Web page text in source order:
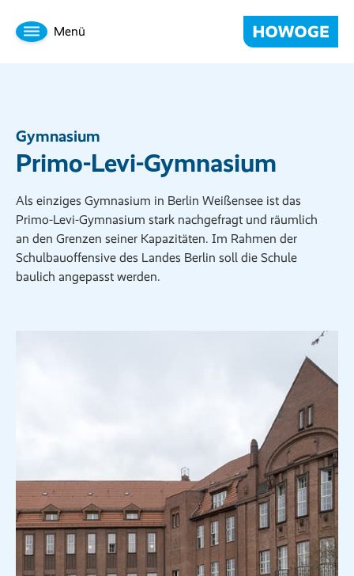
Menü
Gymnasium
Primo-Levi-Gymnasium
Als einziges Gymnasium in Berlin Weißensee ist das
Primo-Levi-Gymnasium stark nachgefragt und räumlich
an den Grenzen seiner Kapazitäten. Im Rahmen der
Schulbauoffensive des Landes Berlin soll die Schule
baulich angepasst werden.